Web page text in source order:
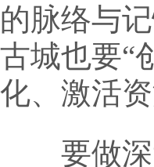
的脉络与
古城也要“
化、激活
要做深“